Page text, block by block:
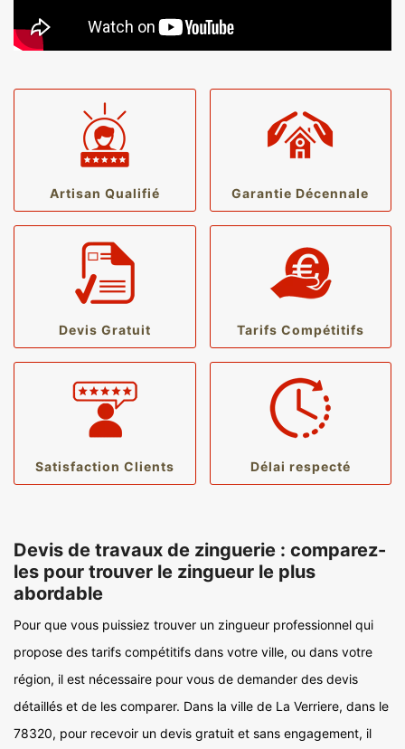
Artisan Qualifié Garantie Décennale
Devis Gratuit Tarifs Compétitifs
Satisfaction Clients Délai respecté
Devis de travaux de zinguerie : comparez-
les pour trouver le zingueur le plus
abordable
Pour que vous puissiez trouver un zingueur professionnel qui
propose des tarifs compétitifs dans votre ville, ou dans votre
région, il est nécessaire pour vous de demander des devis
détaillés et de les comparer. Dans la ville de La Verriere, dans le
78320, pour recevoir un devis gratuit et sans engagement, il